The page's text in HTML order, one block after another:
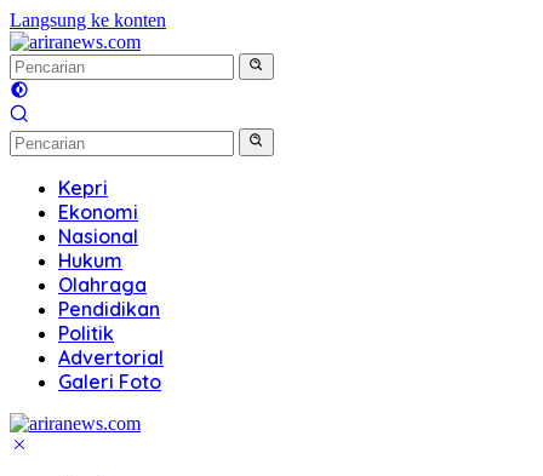
Langsung ke konten
Kepri
Ekonomi
Nasional
Hukum
Olahraga
Pendidikan
Politik
Advertorial
Galeri Foto